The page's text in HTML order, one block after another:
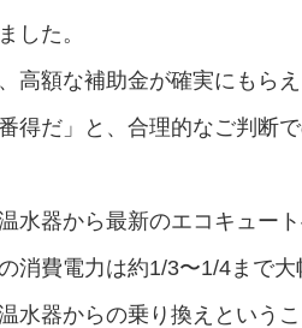
した。
高額な補助金が確実にもら
得だ」と、合理的なご判断で
水器から最新のエコキュート
消費電力は約1/3〜1/4まで大
水器からの乗り換えという